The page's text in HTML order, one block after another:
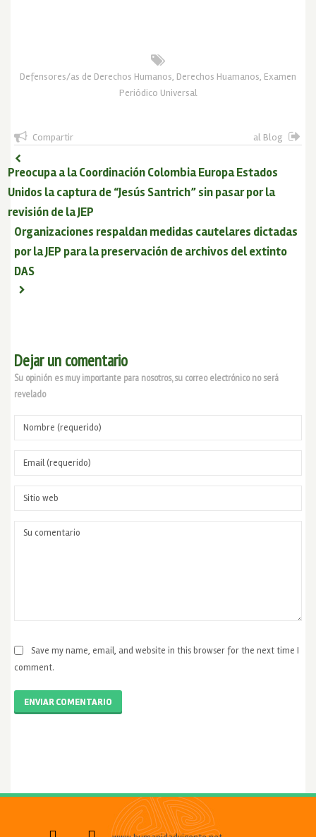
Defensores/as de Derechos Humanos, Derechos Huamanos, Examen
Periódico Universal
Compartir al Blog
Preocupa a la Coordinación Colombia Europa Estados
Unidos la captura de “Jesús Santrich” sin pasar por la
revisión de la JEP
Organizaciones respaldan medidas cautelares dictadas
por la JEP para la preservación de archivos del extinto
DAS
Dejar un comentario
Su opinión es muy importante para nosotros, su correo electrónico no será
revelado
Save my name, email, and website in this browser for the next time I
comment.
ENVIAR COMENTARIO